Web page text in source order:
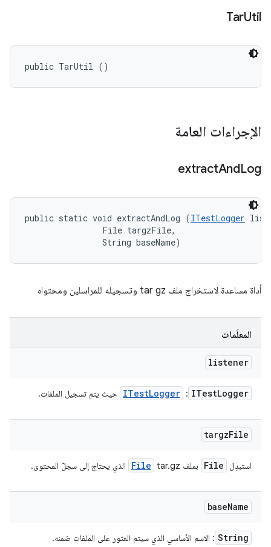
TarUtil
public TarUtil ()
الإجراءات العامة
extractAndLog
public static void extractAndLog (ITestLogger
                File targzFile,
                String baseName)
أداة مساعدة لاستخراج ملف tar gz وتسجيله للمراسلين ومحتواه
المعلَمات
listener
ITestLogger
:
ITestLogger حيث يتم تسجيل الملفات.
targzFile
استبدِل File بملف tar.gz File الذي يحتاج إلى سجلّ المحتوى.
baseName
String : الاسم الأساسي الذي سيتم العثور على الملفات ضمنه.